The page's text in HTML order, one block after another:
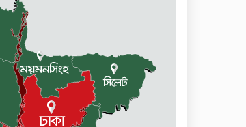
মৃত্যু
নেত্রকোণায় মেরিট কেয়ার
অর্গানাইজেশনের উদ্যোগে ফ্রি
মেডিক্যাল ক্যাম্প অনুষ্ঠিত
মোহনগঞ্জ স্বাস্থ্য কমপ্লেক্সের ১২ জন
ডাক্তারকে কৈফিয়ত তলব